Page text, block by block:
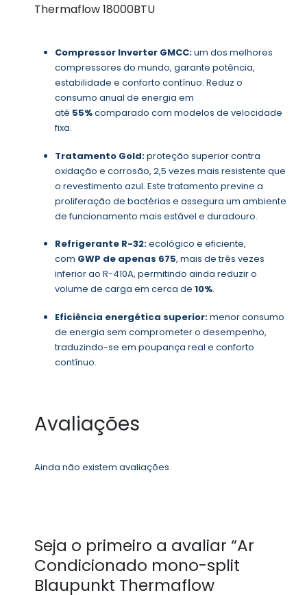
Thermaflow 18000BTU
Compressor Inverter GMCC:um dos melhores
compressores do mundo, garante potência,
estabilidade e conforto contínuo. Reduz o
consumo anual de energia em
até 55%comparado com modelos de velocidade
fixa.
Tratamento Gold:proteção superior contra
oxidação e corrosão, 2,5 vezes mais resistente que
o revestimento azul. Este tratamento previne a
proliferação de bactérias e assegura um ambiente
de funcionamento mais estável e duradouro.
Refrigerante R-32:ecológico e eficiente,
com GWP de apenas 675, mais de três vezes
inferior ao R-410A, permitindo ainda reduzir o
volume de carga em cerca de 10%.
Eficiência energética superior:menor consumo
de energia sem comprometer o desempenho,
traduzindo-se em poupança real e conforto
contínuo.
Avaliações
Ainda não existem avaliações.
Seja o primeiro a avaliar “Ar
Condicionado mono-split
Blaupunkt Thermaflow